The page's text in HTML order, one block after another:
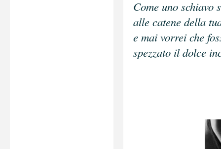
Come uno schiavo
alle catene della
e mai vorrei che
spezzato il dolce